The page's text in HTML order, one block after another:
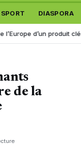
SPORT DIASPORA
produit clé pour
de la